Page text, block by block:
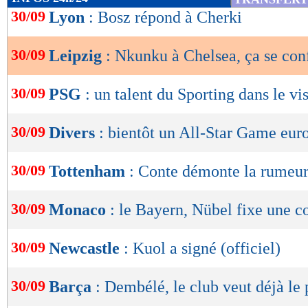
de
lecture
OK
30/09 Lyon : Bosz répond à Cherki
30/09 Leipzig : Nkunku à Chelsea, ça se
30/09 PSG : un talent du Sporting dans le
30/09 Divers : bientôt un All-Star Game
30/09 Tottenham : Conte démonte la
30/09 Monaco : le Bayern, Nübel fixe une
30/09 Newcastle : Kuol a signé (officiel)
30/09 Barça : Dembélé, le club veut déjà le